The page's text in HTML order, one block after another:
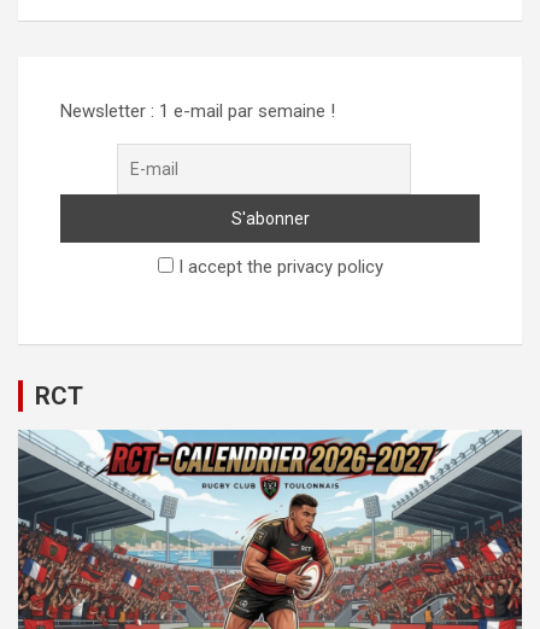
Newsletter : 1 e-mail par semaine !
I accept the privacy policy
RCT